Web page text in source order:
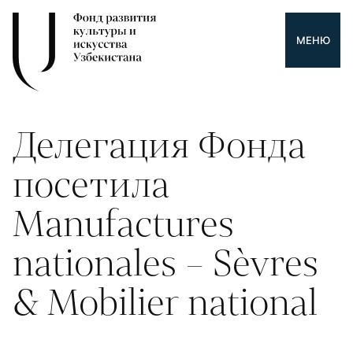
МЕНЮ
Делегация Фонда
посетила
Manufactures
nationales – Sèvres
& Mobilier national